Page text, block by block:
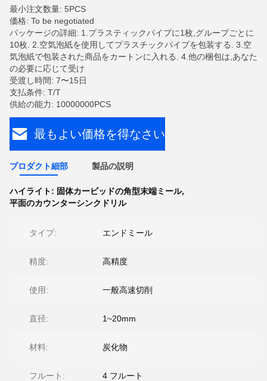
最小注文数量: 5PCS
価格: To be negotiated
パッケージの詳細: 1.プラスティックパイプに1枚,グループごとに
10枚. 2.空気泡紙を使用してプラスチックパイプを包装する. 3.空
気泡紙で包装された商品をカートンに入れる. 4.他の梱包は,あなた
の必要に応じて受け
受渡し時間: 7〜15日
支払条件: T/T
供給の能力: 10000000PCS
最もよい価格を得なさい
プロダクト細部 製品の説明
ハイライト: 固体カービッドの角型末端ミール,
平面のカウンターシンクドリル
タイプ: エンドミール
精度: 高精度
使用: 一般高速切削
直径: 1~20mm
材料: 炭化物
フルート: 4 フルート